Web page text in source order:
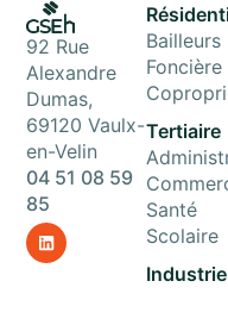
92 Rue
Alexandre
Dumas,
69120 Vaulx-
en-Velin
04 51 08 59
85
Bailleurs
Foncière
Tertiaire
Santé
Scolaire